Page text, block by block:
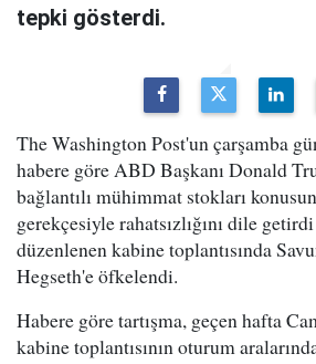
tepki gösterdi.
The Washington Post'un çarşamba
habere göre ABD Başkanı Donald
bağlantılı mühimmat stokları
gerekçesiyle rahatsızlığını dile
düzenlenen kabine toplantısında
Hegseth'e öfkelendi.
Habere göre tartışma, geçen hafta
kabine toplantısının oturum